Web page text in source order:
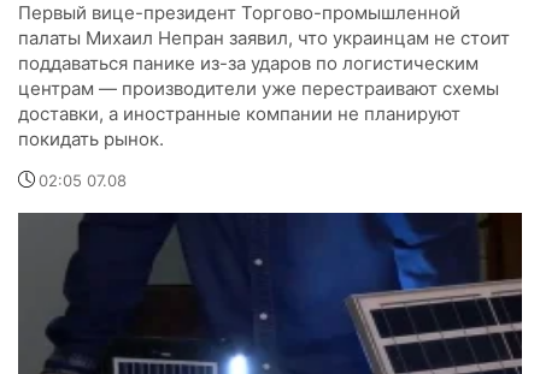
Первый вице-президент Торгово-промышленной
палаты Михаил Непран заявил, что украинцам не стоит
поддаваться панике из-за ударов по логистическим
центрам — производители уже перестраивают схемы
доставки, а иностранные компании не планируют
покидать рынок.
02:05 07.08